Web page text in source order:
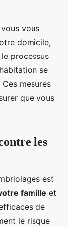
vous
domicile,
processus
se
mesures
que vous
les
est
famille et
de
le risque